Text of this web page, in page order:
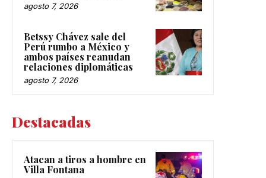
agosto 7, 2026
Betssy Chávez sale del
Perú rumbo a México y
ambos países reanudan
relaciones diplomáticas
agosto 7, 2026
Destacadas
Atacan a tiros a hombre en
Villa Fontana